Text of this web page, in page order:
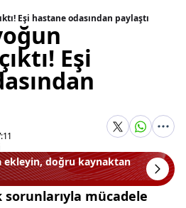
Eşi hastane odasından paylaştı
Eşi
ekleyin, doğru kaynaktan
sorunlarıyla mücadele